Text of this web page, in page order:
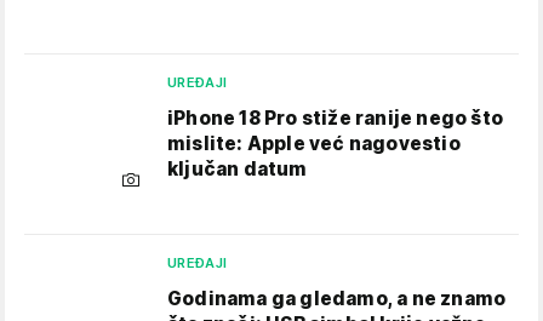
UREĐAJI
iPhone 18 Pro stiže ranije nego što
mislite: Apple već nagovestio
ključan datum
UREĐAJI
Godinama ga gledamo, a ne znamo